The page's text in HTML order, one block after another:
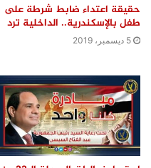
حقيقة اعتداء ضابط شرطة على
طفل بالإسكندرية.. الداخلية ترد
5 ديسمبر، 2019